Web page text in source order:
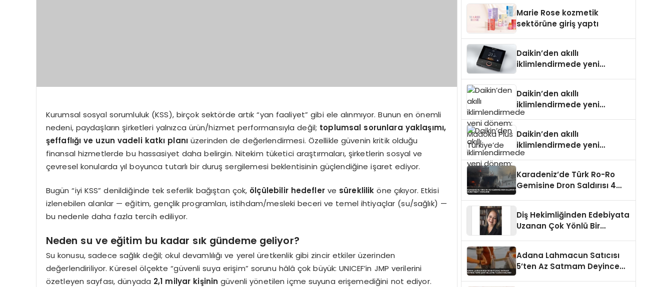
Kurumsal sosyal sorumluluk (KSS), birçok sektörde artık “yan faaliyet” gibi ele alınmıyor. Bunun en önemli
nedeni, paydaşların şirketleri yalnızca ürün/hizmet performansıyla değil; toplumsal sorunlara yaklaşımı,
şeffaflığı ve uzun vadeli katkı planı üzerinden de değerlendirmesi. Özellikle güvenin kritik olduğu
finansal hizmetlerde bu hassasiyet daha belirgin. Nitekim tüketici araştırmaları, şirketlerin sosyal ve
çevresel konularda yıl boyunca tutarlı bir duruş sergilemesi beklentisinin güçlendiğine işaret ediyor.
Bugün “iyi KSS” denildiğinde tek seferlik bağıştan çok, ölçülebilir hedeflerve süreklilik öne çıkıyor. Etkisi
izlenebilen alanlar — eğitim, gençlik programları, istihdam/mesleki beceri ve temel ihtiyaçlar (su/sağlık) —
bu nedenle daha fazla tercih ediliyor.
Neden su ve eğitim bu kadar sık gündeme geliyor?
Su konusu, sadece sağlık değil; okul devamlılığı ve yerel üretkenlik gibi zincir etkiler üzerinden
değerlendiriliyor. Küresel ölçekte “güvenli suya erişim” sorunu hâlâ çok büyük: UNICEF’in JMP verilerini
özetleyen sayfası, dünyada 2,1 milyar kişinin güvenli yönetilen içme suyuna erişemediğini not ediyor.
Aldı
Marie Rose kozmetik
sektörüne giriş yaptı
Daikin’den akıllı
iklimlendirmede yeni
Daikin’den akıllı
iklimlendirmede yeni
dönem: Madoka Plus
Daikin’den akıllı
iklimlendirmede yeni
dönem: Madoka Plus
Karadeniz’de Türk Ro-Ro
Gemisine Dron Saldırısı 4
Diş Hekimliğinden Edebiyata
Uzanan Çok Yönlü Bir
Adana Lahmacun Satıcısı
5’ten Az Satmam Deyince